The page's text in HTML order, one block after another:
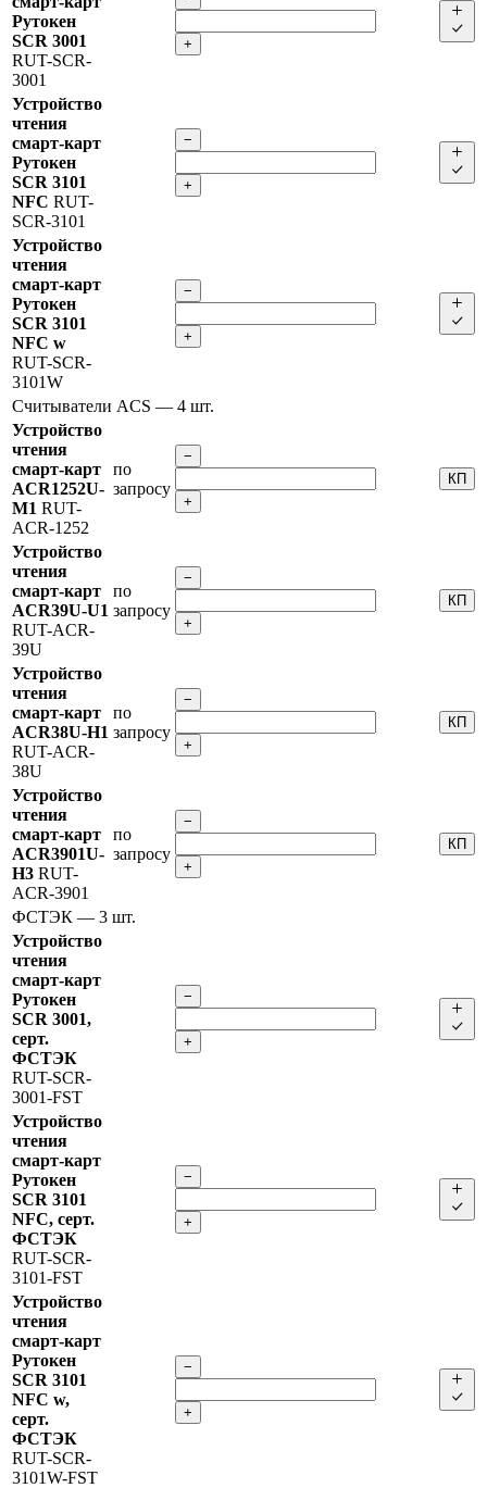
Рутокен
SCR 3001
RUT-SCR-
3001
+
Устройство
чтения
смарт-карт
Рутокен
SCR 3101
NFC RUT-
SCR-3101
−
+
Устройство
чтения
смарт-карт
Рутокен
SCR 3101
NFC w
RUT-SCR-
3101W
−
+
Считыватели ACS — 4 шт.
Устройство
чтения
смарт-карт
ACR1252U-
M1 RUT-
ACR-1252
по
запросу
−
+
КП
Устройство
чтения
смарт-карт
ACR39U-U1
RUT-ACR-
39U
по
запросу
−
+
КП
Устройство
чтения
смарт-карт
ACR38U-H1
RUT-ACR-
38U
по
запросу
−
+
КП
Устройство
чтения
смарт-карт
ACR3901U-
H3 RUT-
ACR-3901
по
запросу
−
+
КП
ФСТЭК — 3 шт.
Устройство
чтения
смарт-карт
Рутокен
SCR 3001,
серт.
ФСТЭК
RUT-SCR-
3001-FST
−
+
Устройство
чтения
смарт-карт
Рутокен
SCR 3101
NFC, серт.
ФСТЭК
RUT-SCR-
3101-FST
−
+
Устройство
чтения
смарт-карт
Рутокен
SCR 3101
NFC w,
серт.
ФСТЭК
RUT-SCR-
3101W-FST
−
+